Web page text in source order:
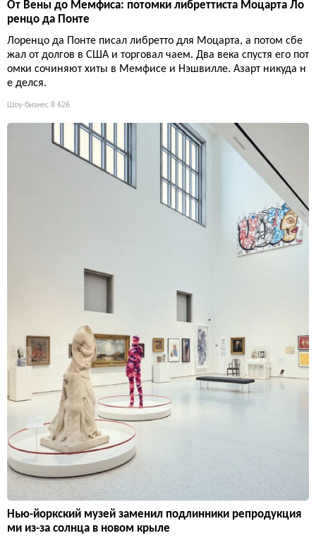
От Вены до Мемфиса: потомки либреттиста Моцарта Ло
ренцо да Понте
Лоренцо да Понте писал либретто для Моцарта, а потом сбе
жал от долгов в США и торговал чаем. Два века спустя его пот
омки сочиняют хиты в Мемфисе и Нэшвилле. Азарт никуда н
е делся.
Шоу-бизнес 8 626
Нью-йоркский музей заменил подлинники репродукция
ми из-за солнца в новом крыле